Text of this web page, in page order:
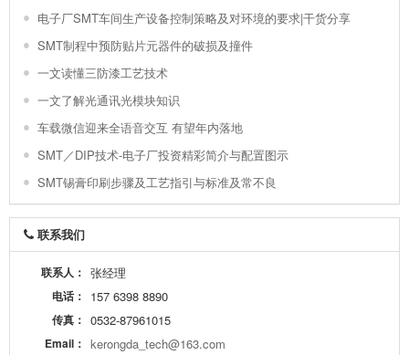
电子厂SMT车间生产设备控制策略及对环境的要求|干货分享
SMT制程中预防贴片元器件的破损及撞件
一文读懂三防漆工艺技术
一文了解光通讯光模块知识
车载微信迎来全语音交互 有望年内落地
SMT／DIP技术-电子厂投资精彩简介与配置图示
SMT锡膏印刷步骤及工艺指引与标准及常不良
联系我们
联系人： 张经理
电话： 157 6398 8890
传真： 0532-87961015
Email： kerongda_tech@163.com